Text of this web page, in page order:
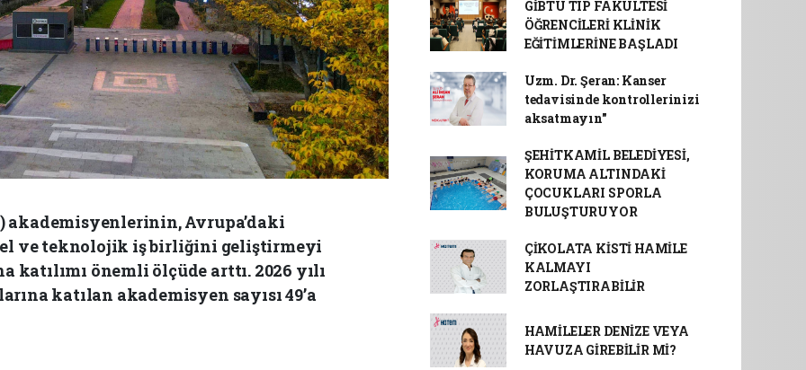
akademisyenlerinin, Avrupa’daki
ve teknolojik iş birliğini geliştirmeyi
katılımı önemli ölçüde arttı. 2026 yılı
katılan akademisyen sayısı 49’a
GİBTÜ TIP FAKÜLTESİ
ÖĞRENCİLERİ KLİNİK
EĞİTİMLERİNE BAŞLADI
Uzm. Dr. Şeran: Kanser
tedavisinde kontrollerinizi
aksatmayın"
ŞEHİTKAMİL BELEDİYESİ,
KORUMA ALTINDAKİ
ÇOCUKLARI SPORLA
BULUŞTURUYOR
ÇİKOLATA KİSTİ HAMİLE
KALMAYI
ZORLAŞTIRABİLİR
HAMİLELER DENİZE VEYA
HAVUZA GİREBİLİR Mİ?